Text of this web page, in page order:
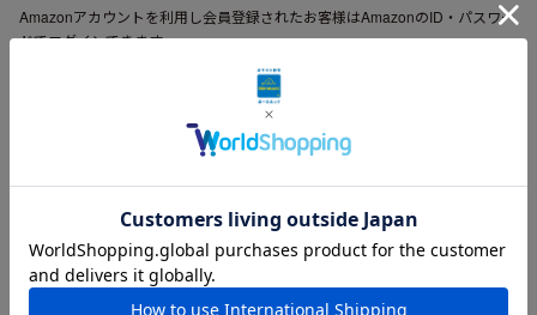
Amazonアカウントを利用し会員登録されたお客様はAmazonのID・パスワー
ドでログインできます。